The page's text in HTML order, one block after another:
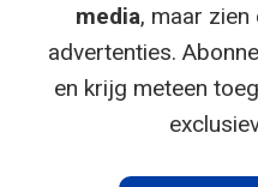
media, maar zien
advertenties.
en krijg meteen